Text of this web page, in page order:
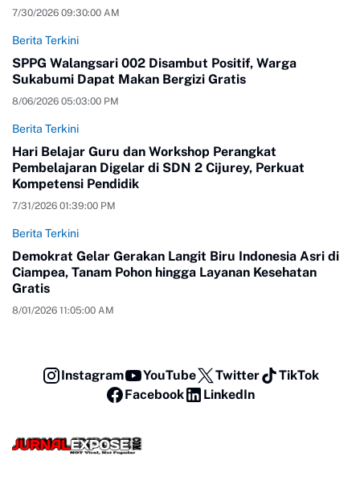
7/30/2026 09:30:00 AM
Berita Terkini
SPPG Walangsari 002 Disambut Positif, Warga
Sukabumi Dapat Makan Bergizi Gratis
8/06/2026 05:03:00 PM
Berita Terkini
Hari Belajar Guru dan Workshop Perangkat
Pembelajaran Digelar di SDN 2 Cijurey, Perkuat
Kompetensi Pendidik
7/31/2026 01:39:00 PM
Berita Terkini
Demokrat Gelar Gerakan Langit Biru Indonesia Asri di
Ciampea, Tanam Pohon hingga Layanan Kesehatan
Gratis
8/01/2026 11:05:00 AM
Instagram YouTube Twitter
TikTok
Facebook
LinkedIn